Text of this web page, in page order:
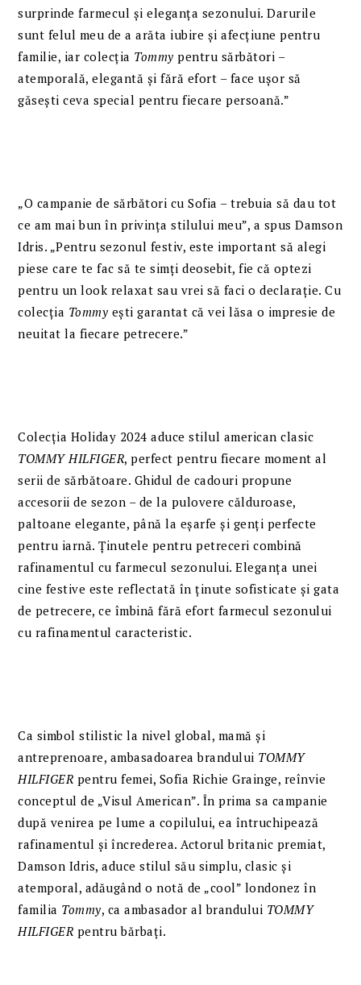
surprinde farmecul și eleganța sezonului. Darurile
sunt felul meu de a arăta iubire și afecțiune pentru
familie, iar colecția Tommy pentru sărbători –
atemporală, elegantă și fără efort – face ușor să
găsești ceva special pentru fiecare persoană.”
„O campanie de sărbători cu Sofia – trebuia să dau tot
ce am mai bun în privința stilului meu”, a spus Damson
Idris. „Pentru sezonul festiv, este important să alegi
piese care te fac să te simți deosebit, fie că optezi
pentru un look relaxat sau vrei să faci o declarație. Cu
colecția Tommy ești garantat că vei lăsa o impresie de
neuitat la fiecare petrecere.”
Colecția Holiday 2024 aduce stilul american clasic
TOMMY HILFIGER, perfect pentru fiecare moment al
serii de sărbătoare. Ghidul de cadouri propune
accesorii de sezon – de la pulovere călduroase,
paltoane elegante, până la eșarfe și genți perfecte
pentru iarnă. Ținutele pentru petreceri combină
rafinamentul cu farmecul sezonului. Eleganța unei
cine festive este reflectată în ținute sofisticate și gata
de petrecere, ce îmbină fără efort farmecul sezonului
cu rafinamentul caracteristic.
Ca simbol stilistic la nivel global, mamă și
antreprenoare, ambasadoarea brandului TOMMY
HILFIGER pentru femei, Sofia Richie Grainge, reînvie
conceptul de „Visul American”. În prima sa campanie
după venirea pe lume a copilului, ea întruchipează
rafinamentul și încrederea. Actorul britanic premiat,
Damson Idris, aduce stilul său simplu, clasic și
atemporal, adăugând o notă de „cool” londonez în
familia Tommy, ca ambasador al brandului TOMMY
HILFIGER pentru bărbați.